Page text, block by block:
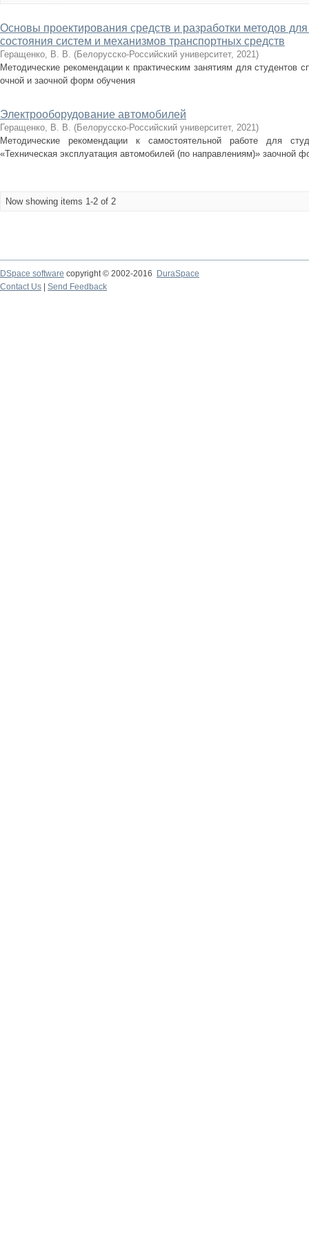
Основы проектирования средств и разработки методов
состояния систем и механизмов транспортных средств
Геращенко, В. В. (Белорусско-Российский университет, 2021)
Методические рекомендации к практическим занятиям для студентов
очной и заочной форм обучения
Электрооборудование автомобилей
Геращенко, В. В. (Белорусско-Российский университет, 2021)
Методические рекомендации к самостоятельной работе для
«Техническая эксплуатация автомобилей (по направлениям)» заочной
Now showing items 1-2 of 2
DSpace software copyright © 2002-2016
DuraSpace
Contact Us
Send Feedback